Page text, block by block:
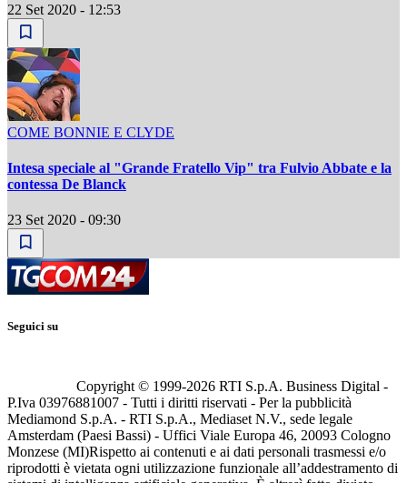
22 Set 2020 - 12:53
COME BONNIE E CLYDE
Intesa speciale al "Grande Fratello Vip" tra Fulvio Abbate e la
contessa De Blanck
23 Set 2020 - 09:30
Seguici su
Copyright © 1999-2026 RTI S.p.A. Business Digital -
P.Iva 03976881007 - Tutti i diritti riservati - Per la pubblicità
Mediamond S.p.A. - RTI S.p.A., Mediaset N.V., sede legale
Amsterdam (Paesi Bassi) - Uffici Viale Europa 46, 20093 Cologno
Monzese (MI)Rispetto ai contenuti e ai dati personali trasmessi e/o
riprodotti è vietata ogni utilizzazione funzionale all’addestramento di